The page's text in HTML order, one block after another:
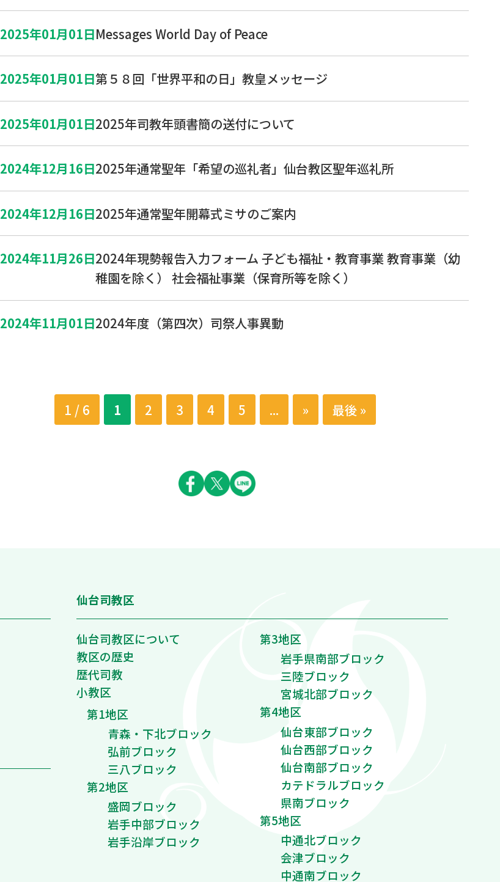
2025年01月01日Messages World Day of Peace
2025年01月01日第５８回「世界平和の日」教皇メッセージ
2025年01月01日2025年司教年頭書簡の送付について
2024年12月16日2025年通常聖年「希望の巡礼者」仙台教区聖年巡礼所
2024年12月16日2025年通常聖年開幕式ミサのご案内
2024年11月26日2024年現勢報告入力フォーム 子ども福祉・教育事業 教育事業（幼
稚園を除く） 社会福祉事業（保育所等を除く）
2024年11月01日2024年度（第四次）司祭人事異動
1 / 6 1 2 3 4 5 ... » 最後 »
仙台司教区
仙台司教区について
教区の歴史
歴代司教
小教区
第1地区
青森・下北ブロック
弘前ブロック
三八ブロック
第2地区
盛岡ブロック
岩手中部ブロック
岩手沿岸ブロック
第3地区
岩手県南部ブロック
三陸ブロック
宮城北部ブロック
第4地区
仙台東部ブロック
仙台西部ブロック
仙台南部ブロック
カテドラルブロック
県南ブロック
第5地区
中通北ブロック
会津ブロック
中通南ブロック